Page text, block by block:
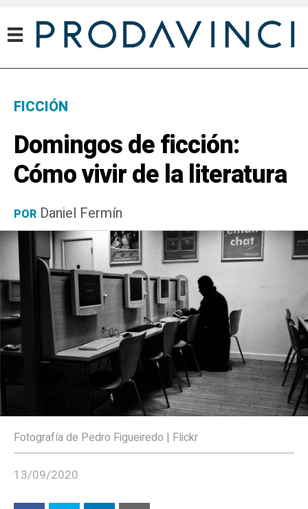
FICCIÓN
Domingos de ficción:
Cómo vivir de la literatura
POR Daniel Fermín
Fotografía de Pedro Figueiredo | Flickr
13/09/2020